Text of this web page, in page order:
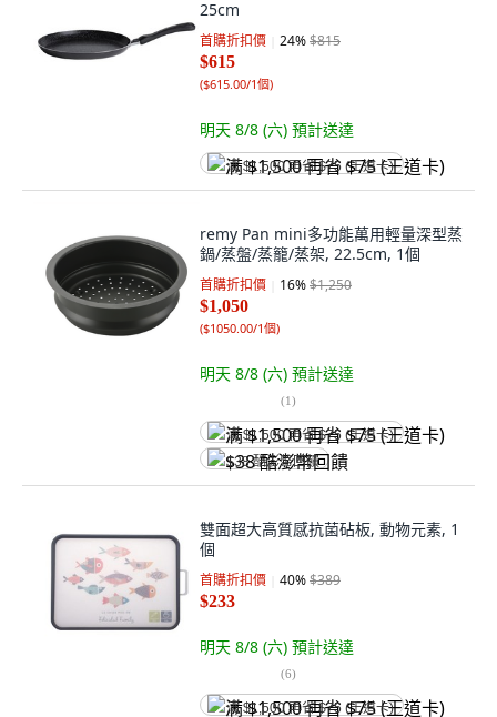
25cm
首購折扣價 24%$815
$615
($615.00/1個)
明天 8/8 (六) 預計送達
满 $1,500 再省 $75 (王道卡)
remy Pan mini多功能萬用輕量深型蒸
鍋/蒸盤/蒸籠/蒸架, 22.5cm, 1個
首購折扣價 16%$1,250
$1,050
($1050.00/1個)
明天 8/8 (六) 預計送達
(1)
满 $1,500 再省 $75 (王道卡)
$38 酷澎幣回饋
雙面超大高質感抗菌砧板, 動物元素, 1
個
首購折扣價 40%$389
$233
明天 8/8 (六) 預計送達
(6)
满 $1,500 再省 $75 (王道卡)